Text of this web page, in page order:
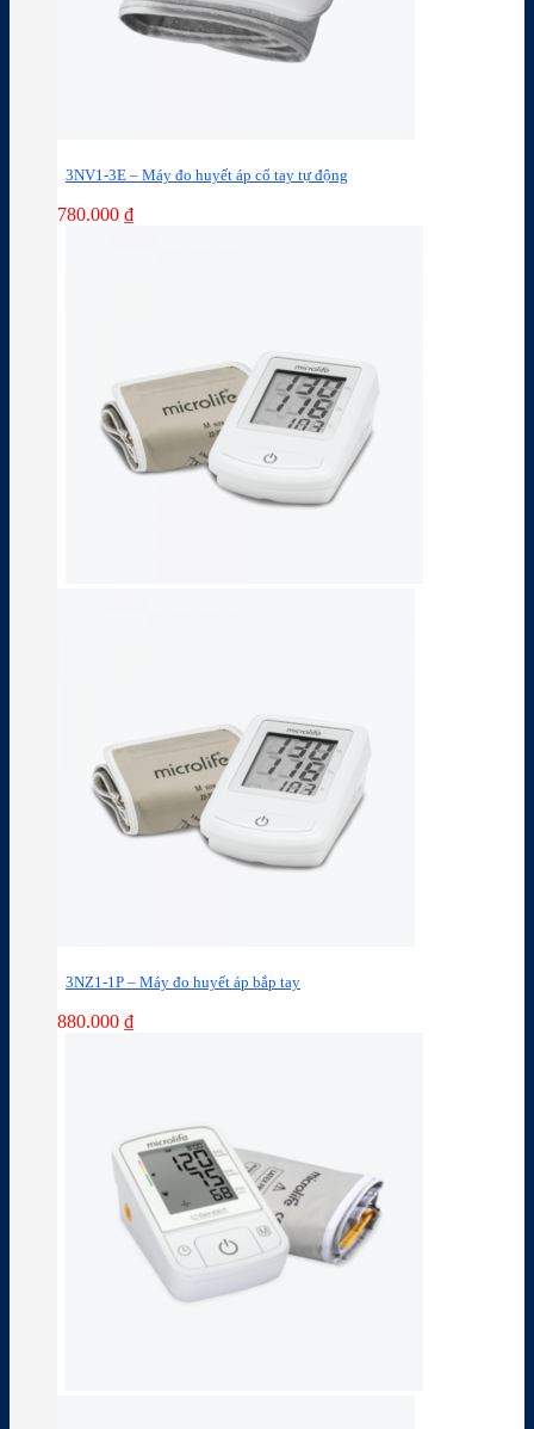
3NV1-3E – Máy đo huyết áp cổ tay tự động
780.000 ₫
3NZ1-1P – Máy đo huyết áp bắp tay
880.000 ₫